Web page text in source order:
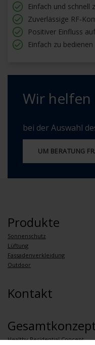
Einfach und schnell
Zuverlässige
Positiver Einfluss
Einfach zu bedienen
Wir helfen
bei der Auswahl
UM BERATUNG
Produkte
Sonnenschutz
Lüftung
Fassadenverkleidung
Outdoor
Kontakt
Healthy Residential Concept